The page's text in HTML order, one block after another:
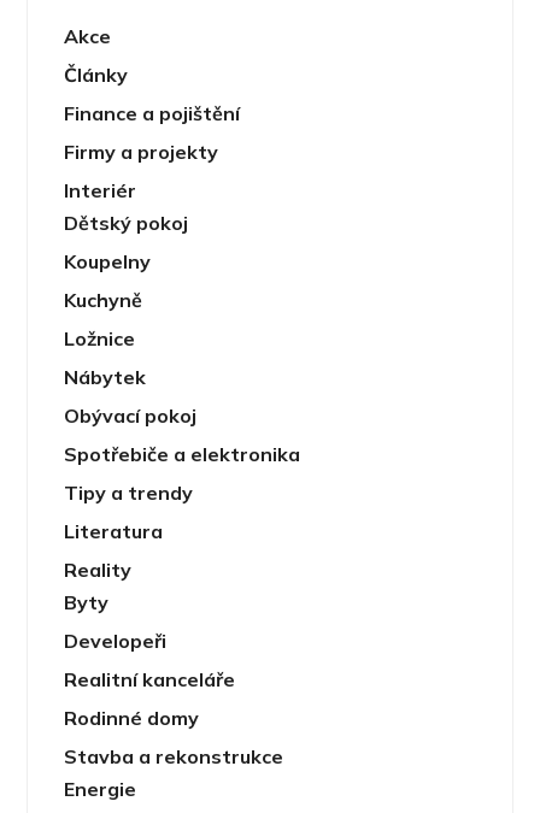
Akce
Články
Finance a pojištění
Firmy a projekty
Interiér
Dětský pokoj
Koupelny
Kuchyně
Ložnice
Nábytek
Obývací pokoj
Spotřebiče a elektronika
Tipy a trendy
Literatura
Reality
Byty
Developeři
Realitní kanceláře
Rodinné domy
Stavba a rekonstrukce
Energie